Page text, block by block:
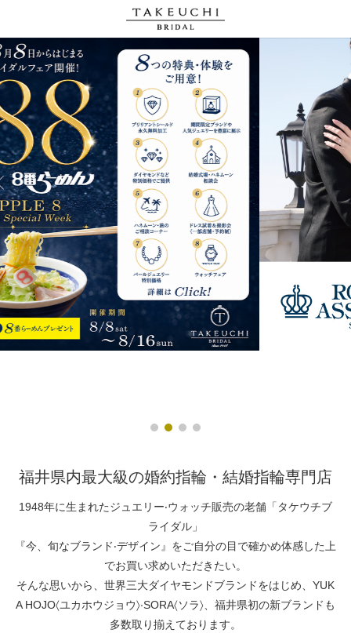
福井県内最大級の婚約指輪・結婚指輪専門店
1948年に⽣まれたジュエリー‧ウォッチ販売の⽼舗「タケウチブ
ライダル」
『今、旬なブランド‧デザイン』をご⾃分の⽬で確かめ体感した上
でお買い求めいただきたい。
そんな思いから、世界三⼤ダイヤモンドブランドをはじめ、YUK
A HOJO〈ユカホウジョウ〉‧SORA〈ソラ〉、福井県初の新ブランドも
多数取り揃えております。